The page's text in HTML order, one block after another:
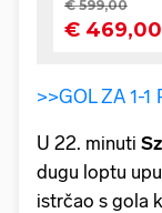
>>GOL ZA 1-1
U 22. minuti
dugu loptu
istrčao s gola